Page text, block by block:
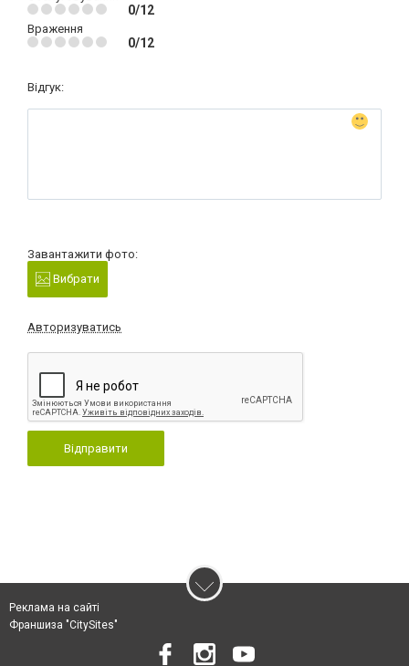
0/12
Враження
0/12
Відгук:
Завантажити фото:
Вибрати
Авторизуватись
Відправити
Реклама на сайті
Франшиза "CitySites"